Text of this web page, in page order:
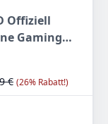
Offiziell
Gaming
M.2 2280)
€ (26% Rabatt!)